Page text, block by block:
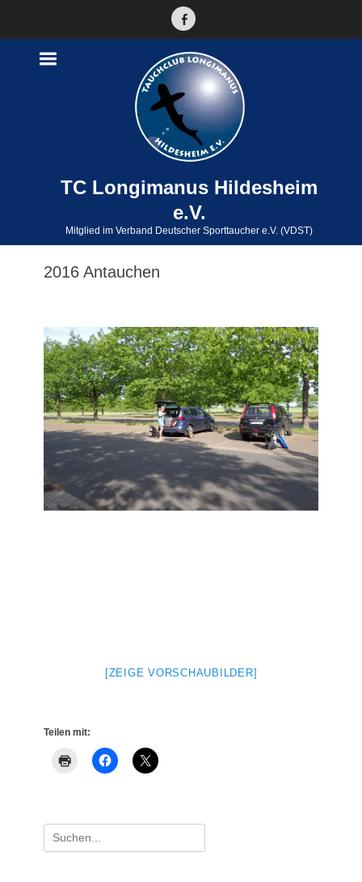
Facebook
TC Longimanus Hildesheim
e.V.
Mitglied im Verband Deutscher Sporttaucher e.V. (VDST)
2016 Antauchen
[ZEIGE VORSCHAUBILDER]
Teilen mit:
Suche
nach: